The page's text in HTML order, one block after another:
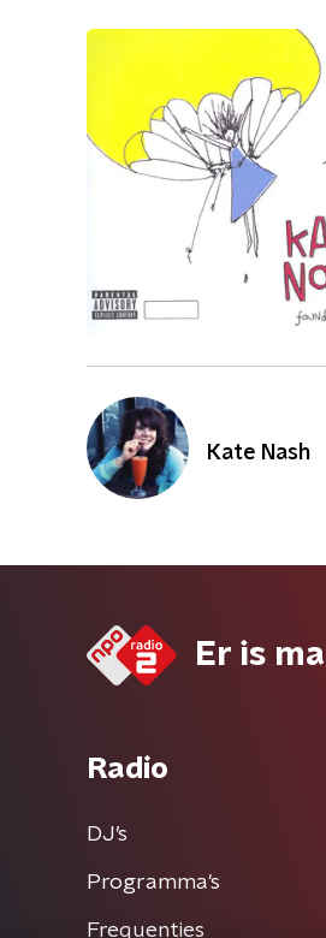
Kate Nash
Er is
Radio
DJ’s
Programma's
Frequenties